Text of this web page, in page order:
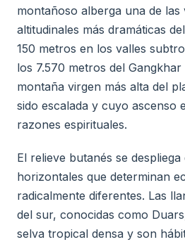
montañoso alberga una de las
altitudinales más dramáticas
150 metros en los valles
los 7.570 metros del
montaña virgen más alta del
sido escalada y cuyo ascenso
razones espirituales.
El relieve butanés se
horizontales que determinan
radicalmente diferentes. Las
del sur, conocidas como
selva tropical densa y son